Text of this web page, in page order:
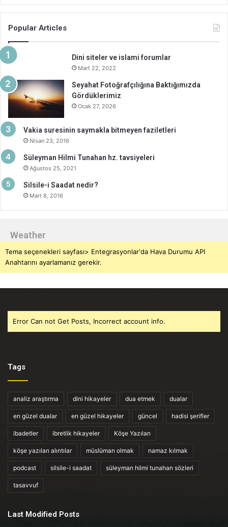
Popular Articles
Dini siteler ve islami forumlar
Mart 22, 2022
Seyahat Fotoğrafçılığına Baktığımızda
Gördüklerimiz
Ocak 27, 2026
Vakia suresinin saymakla bitmeyen faziletleri
Nisan 23, 2016
Süleyman Hilmi Tunahan hz. tavsiyeleri
Ağustos 25, 2021
Silsile-i Saadat nedir?
Mart 8, 2016
Weather
Tema seçenekleri sayfası> Entegrasyonlar'da Hava Durumu API
Anahtarını ayarlamanız gerekir.
Error Can not Get Posts, Incorrect account info.
Tags
analiz araştırma dini hikayeler dua etmek dualar
en güzel dualar en güzel hikayeler güncel hadisi şerifler
ibadetler ibretlik hikayeler Köşe Yazıları
köşe yazıları alıntılar müslüman olmak namaz kılmak
podcast silsile-i saadat süleyman hilmi tunahan sözleri
tasavvuf
Last Modified Posts